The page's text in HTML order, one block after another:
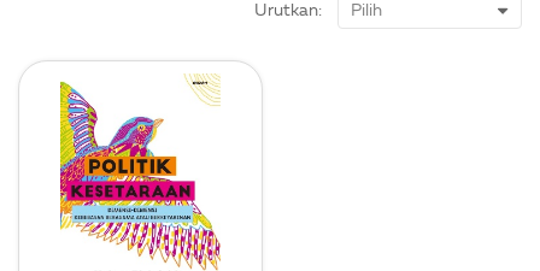
Urutkan: